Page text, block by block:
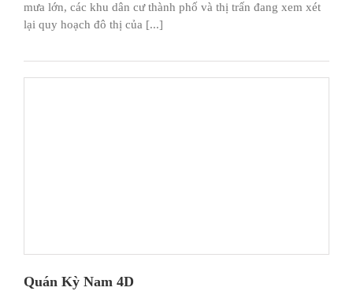
mưa lớn, các khu dân cư thành phố và thị trấn đang xem xét
lại quy hoạch đô thị của [...]
Quán Kỳ Nam 4D